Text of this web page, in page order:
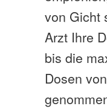
von Gicht
Arzt Ihre
bis die
Dosen